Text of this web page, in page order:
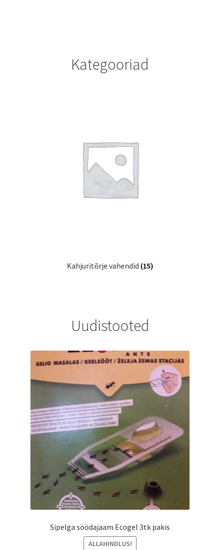
Kategooriad
Kahjuritõrje vahendid (15)
Uudistooted
Sipelga söödajaam Ecogel 3tk pakis
ALLAHINDLUS!